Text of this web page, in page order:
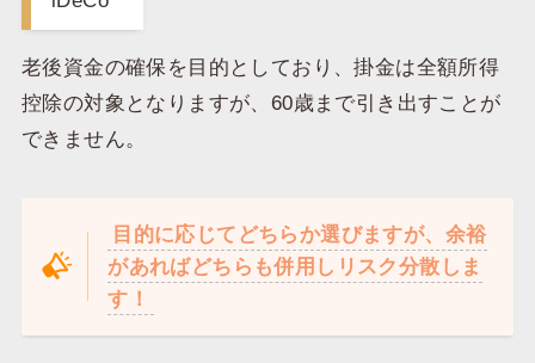
老後資金の確保を目的としており、掛金は全額所得
控除の対象となりますが、60歳まで引き出すことが
できません。
目的に応じてどちらか選びますが、余裕
があればどちらも併用しリスク分散しま
す！